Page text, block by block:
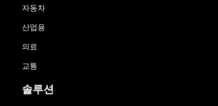
자동차
산업용
의료
교통
솔루션